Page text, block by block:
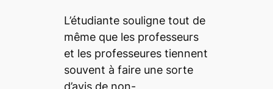
L’étudiante souligne tout de
même que les professeurs
et les professeures tiennent
souvent à faire une sorte
d’avis de non-